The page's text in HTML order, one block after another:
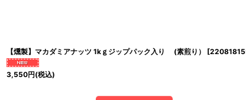
【燻製】マカダミアナッツ 1kｇジップパック入り (素煎り） [
3,550円(税込)